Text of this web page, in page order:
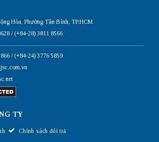
Hòa, Phường Tân Bình, TP.HCM
/ (+84-28) 3811 8566
/ (+84-24) 3776 5859
TY
Chính sách đổi trả